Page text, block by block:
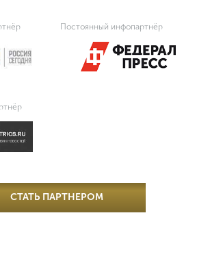
Постоянный инфопартнёр
СТАТЬ ПАРТНЕРОМ